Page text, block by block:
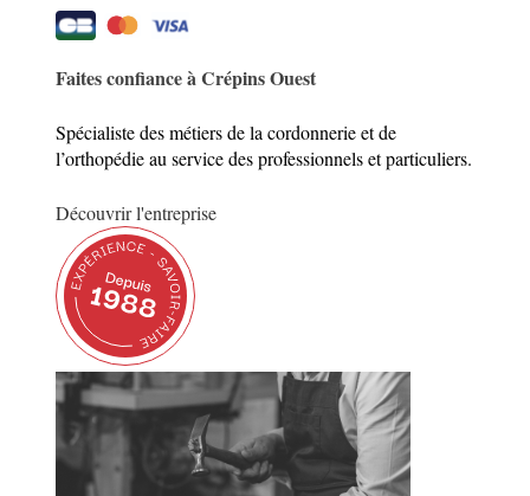
Faites confiance à Crépins Ouest
Spécialiste des métiers de la cordonnerie et de
l’orthopédie au service des professionnels et particuliers.
Découvrir l'entreprise